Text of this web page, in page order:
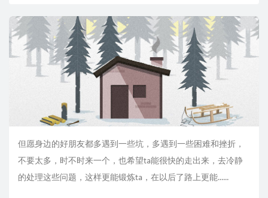
但愿身边的好朋友都多遇到一些坑，多遇到一些困难和挫折，
不要太多，时不时来一个，也希望ta能很快的走出来，去冷静
的处理这些问题，这样更能锻炼ta，在以后了路上更能......